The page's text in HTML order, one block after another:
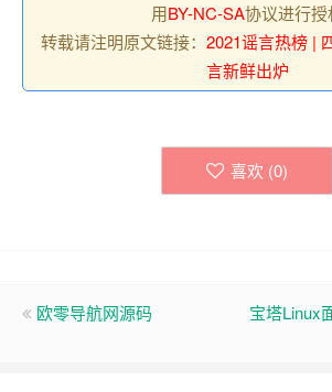
用BY-NC-SA协议进行授
转载请注明原文链接： 2021谣言热榜 |
言新鲜出炉
喜欢 (0)
欧零导航网源码
宝塔Linux